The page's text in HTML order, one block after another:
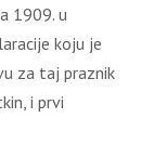
1909. u
koju je
za taj praznik
i prvi